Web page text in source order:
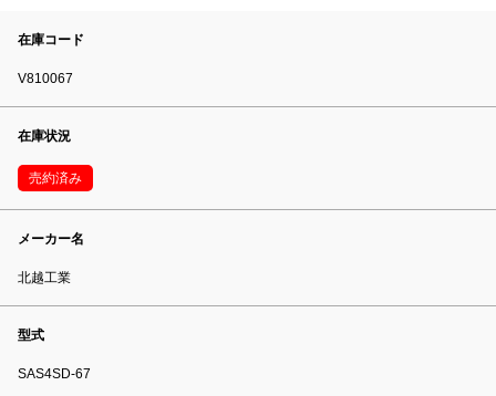
在庫コード
V810067
在庫状況
売約済み
メーカー名
北越工業
型式
SAS4SD-67